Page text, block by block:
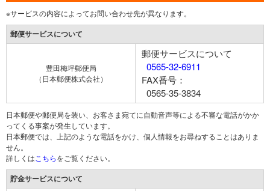
※サービスの内容によってお問い合わせ先が異なります。
郵便サービスについて
豊田梅坪郵便局
（日本郵便株式会社）
郵便サービスについて
0565-32-6911
FAX番号：
0565-35-3834
日本郵便や郵便局を装い、お客さま宛てに自動音声等による不審な電話がかか
ってくる事案が発生しています。
日本郵便では、上記のような電話をかけ、個人情報をお尋ねすることはありま
せん。
詳しくは こちらをご覧ください。
貯金サービスについて